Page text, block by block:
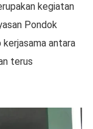
kegiatan
Pondok
kerjasama antara
terus